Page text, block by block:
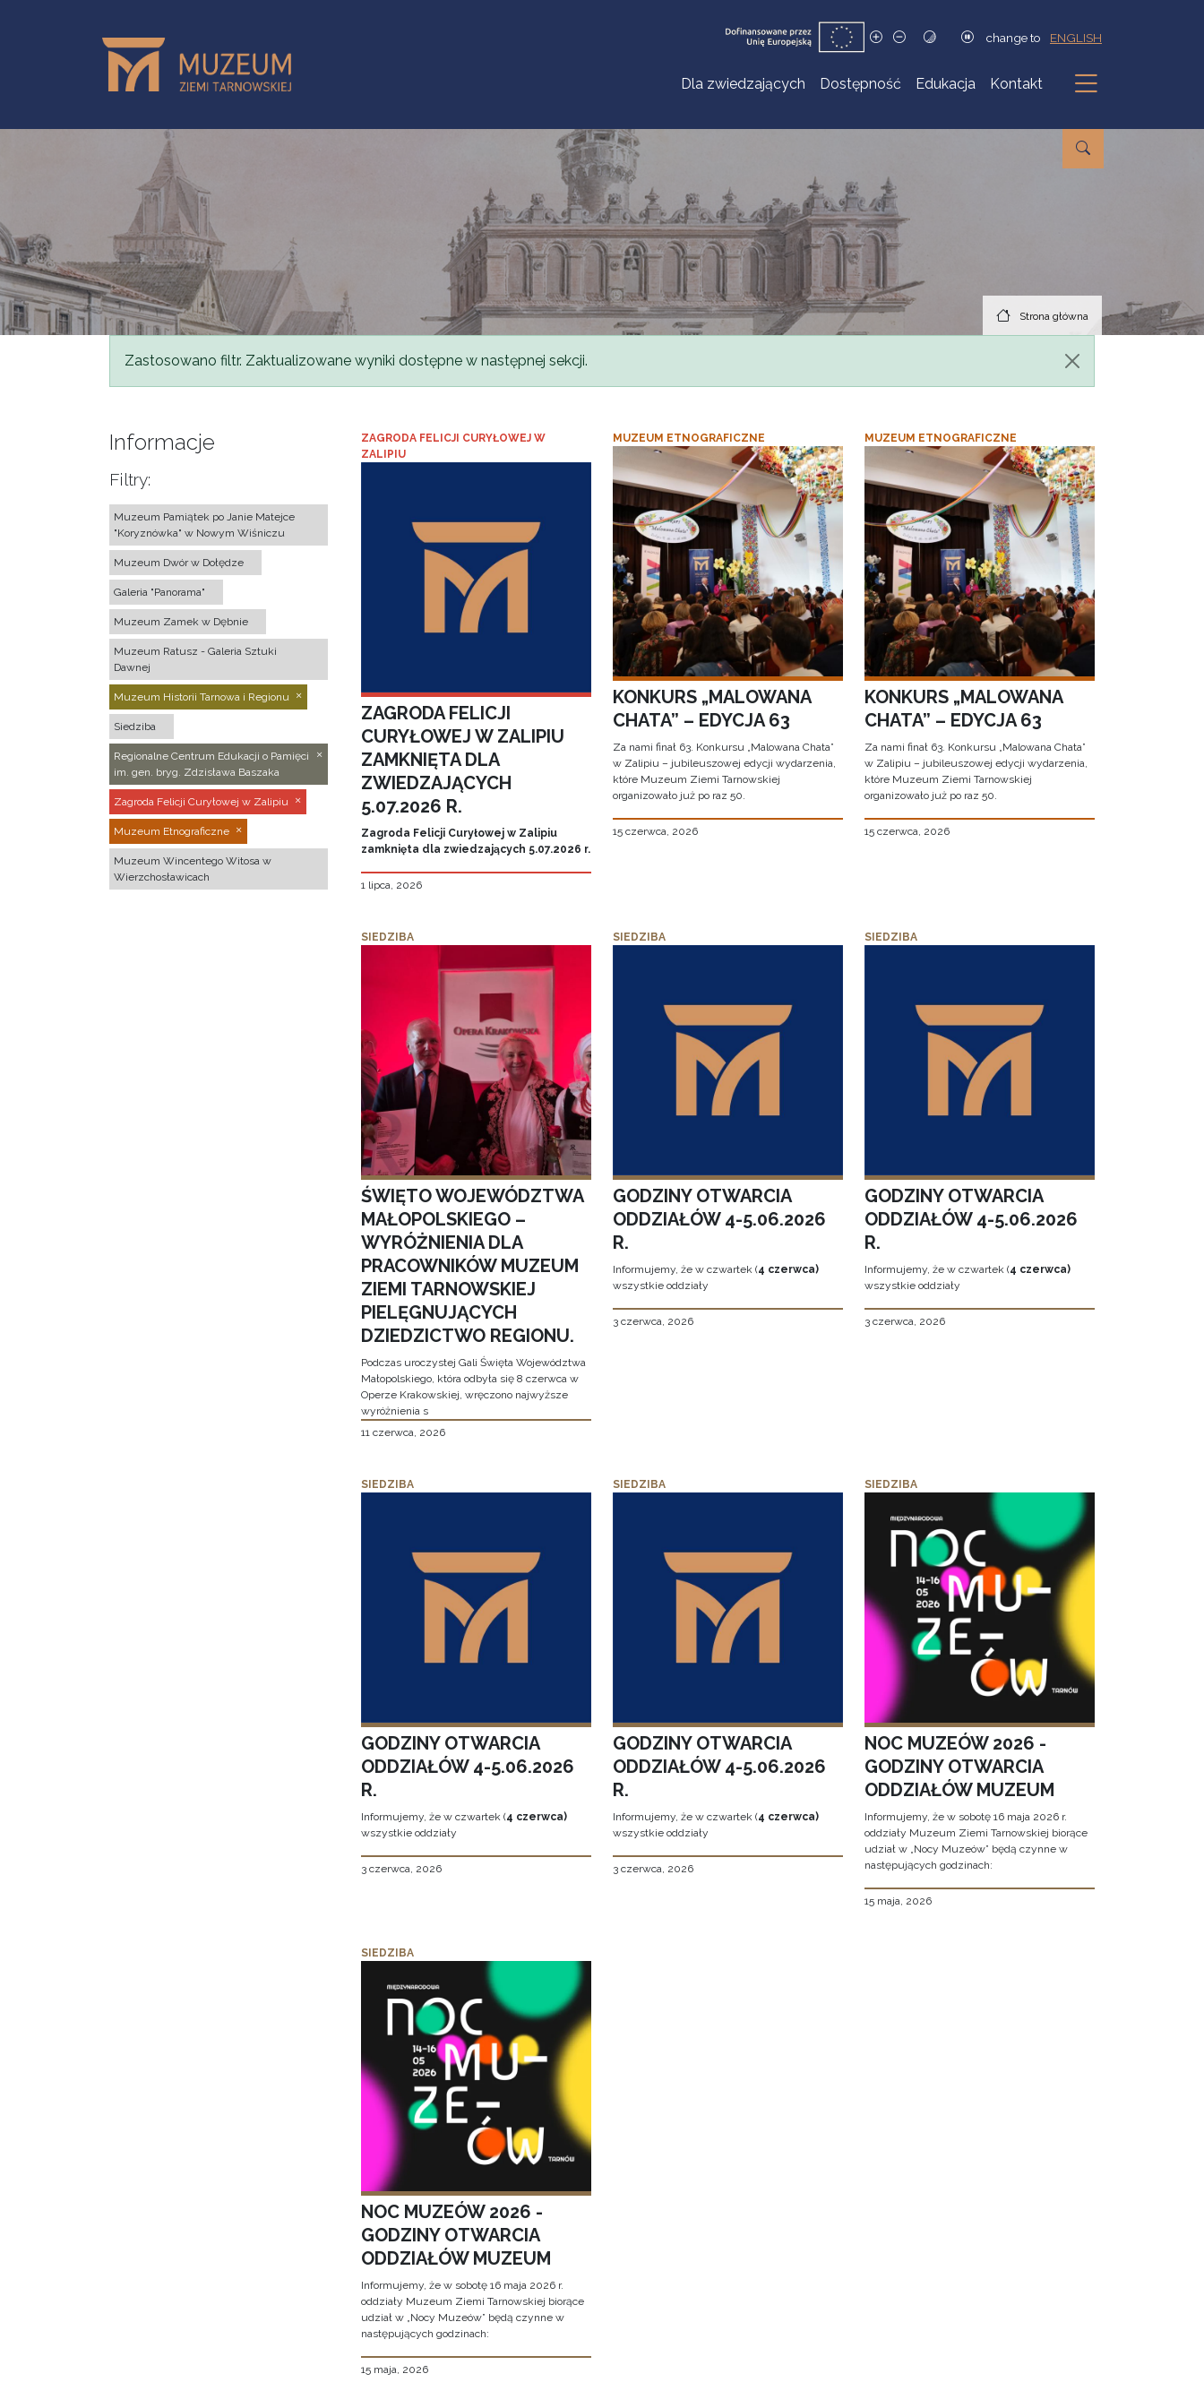
change to ENGLISH
Dla zwiedzających Dostępność Edukacja Kontakt
Podmenu
Strona główna
Komunikat
Zastosowano filtr. Zaktualizowane wyniki dostępne w następnej sekcji.
Informacje
Filtry:
Muzeum Pamiątek po Janie Matejce
"Koryznówka" w Nowym Wiśniczu
Muzeum Dwór w Dołędze
Galeria "Panorama"
Muzeum Zamek w Dębnie
Muzeum Ratusz - Galeria Sztuki
Dawnej
Muzeum Historii Tarnowa i Regionu
Siedziba
Regionalne Centrum Edukacji o Pamięci
im. gen. bryg. Zdzisława Baszaka
Zagroda Felicji Curyłowej w Zalipiu
Muzeum Etnograficzne
Muzeum Wincentego Witosa w
Wierzchosławicach
ZAGRODA FELICJI CURYŁOWEJ W
ZALIPIU
ZAGRODA FELICJI
CURYŁOWEJ W ZALIPIU
ZAMKNIĘTA DLA
ZWIEDZAJĄCYCH
5.07.2026 R.
Zagroda Felicji Curyłowej w Zalipiu
zamknięta dla zwiedzających 5.07.2026 r.
1 lipca, 2026
MUZEUM ETNOGRAFICZNE
KONKURS „MALOWANA
CHATA” – EDYCJA 63
Za nami finał 63. Konkursu „Malowana Chata”
w Zalipiu – jubileuszowej edycji wydarzenia,
które Muzeum Ziemi Tarnowskiej
organizowało już po raz 50.
15 czerwca, 2026
MUZEUM ETNOGRAFICZNE
KONKURS „MALOWANA
CHATA” – EDYCJA 63
Za nami finał 63. Konkursu „Malowana Chata”
w Zalipiu – jubileuszowej edycji wydarzenia,
które Muzeum Ziemi Tarnowskiej
organizowało już po raz 50.
15 czerwca, 2026
SIEDZIBA
ŚWIĘTO WOJEWÓDZTWA
MAŁOPOLSKIEGO –
WYRÓŻNIENIA DLA
PRACOWNIKÓW MUZEUM
ZIEMI TARNOWSKIEJ
PIELĘGNUJĄCYCH
DZIEDZICTWO REGIONU.
Podczas uroczystej Gali Święta Województwa
Małopolskiego, która odbyła się 8 czerwca w
Operze Krakowskiej, wręczono najwyższe
wyróżnienia s
11 czerwca, 2026
SIEDZIBA
GODZINY OTWARCIA
ODDZIAŁÓW 4-5.06.2026
R.
Informujemy, że w czwartek (4 czerwca)
wszystkie oddziały
3 czerwca, 2026
SIEDZIBA
GODZINY OTWARCIA
ODDZIAŁÓW 4-5.06.2026
R.
Informujemy, że w czwartek (4 czerwca)
wszystkie oddziały
3 czerwca, 2026
SIEDZIBA
GODZINY OTWARCIA
ODDZIAŁÓW 4-5.06.2026
R.
Informujemy, że w czwartek (4 czerwca)
wszystkie oddziały
3 czerwca, 2026
SIEDZIBA
GODZINY OTWARCIA
ODDZIAŁÓW 4-5.06.2026
R.
Informujemy, że w czwartek (4 czerwca)
wszystkie oddziały
3 czerwca, 2026
SIEDZIBA
NOC MUZEÓW 2026 -
GODZINY OTWARCIA
ODDZIAŁÓW MUZEUM
Informujemy, że w sobotę 16 maja 2026 r.
oddziały Muzeum Ziemi Tarnowskiej biorące
udział w „Nocy Muzeów” będą czynne w
następujących godzinach:
15 maja, 2026
SIEDZIBA
NOC MUZEÓW 2026 -
GODZINY OTWARCIA
ODDZIAŁÓW MUZEUM
Informujemy, że w sobotę 16 maja 2026 r.
oddziały Muzeum Ziemi Tarnowskiej biorące
udział w „Nocy Muzeów” będą czynne w
następujących godzinach:
15 maja, 2026